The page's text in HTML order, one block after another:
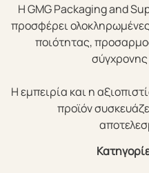
Η GMG Packaging and
προσφέρει
ποιότητας,
Η εμπειρία και η
προϊόν